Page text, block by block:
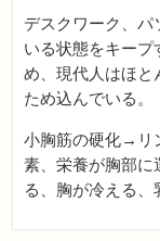
デスクワーク、パ
いる状態をキー
め、現代人はほと
ため込んでいる。
小胸筋の硬化→リ
素、栄養が胸部に
る、胸が冷える、